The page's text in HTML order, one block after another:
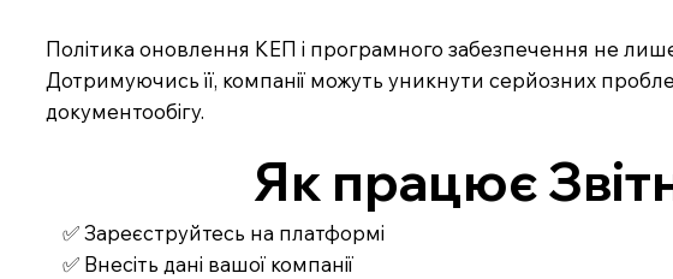
Політика оновлення КЕП і програмного забезпечення не
Дотримуючись її, компанії можуть уникнути серйозних
документообігу.
Як працює
✅ Зареєструйтесь на платформі
✅ Внесіть дані вашої компанії